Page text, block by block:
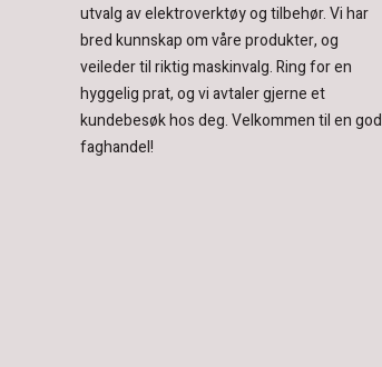
utvalg av elektroverktøy og tilbehør.Vi har
bred kunnskap om våre produkter, og
veileder til riktig maskinvalg. Ring for en
hyggelig prat, og vi avtaler gjerne et
kundebesøk hos deg.Velkommen til en god
faghandel!